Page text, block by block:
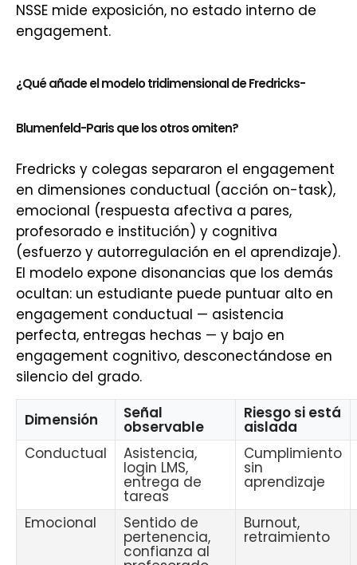
NSSE mide exposición, no estado interno de
engagement.
¿Qué añade el modelo tridimensional de Fredricks-
Blumenfeld-Paris que los otros omiten?
Fredricks y colegas separaron el engagement
en dimensiones conductual (acción on-task),
emocional (respuesta afectiva a pares,
profesorado e institución) y cognitiva
(esfuerzo y autorregulación en el aprendizaje).
El modelo expone disonancias que los demás
ocultan: un estudiante puede puntuar alto en
engagement conductual — asistencia
perfecta, entregas hechas — y bajo en
engagement cognitivo, desconectándose en
silencio del grado.
Dimensión Señal
observable
Riesgo si está
aislada
Conductual
Asistencia,
login LMS,
entrega de
tareas
Cumplimiento
sin
aprendizaje
Emocional Sentido de
pertenencia,
confianza al
Burnout,
retraimiento